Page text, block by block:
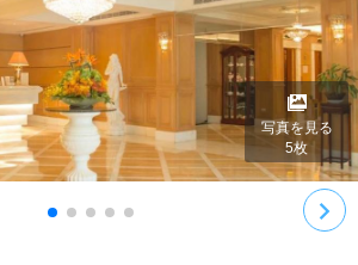
写真を見る
5枚